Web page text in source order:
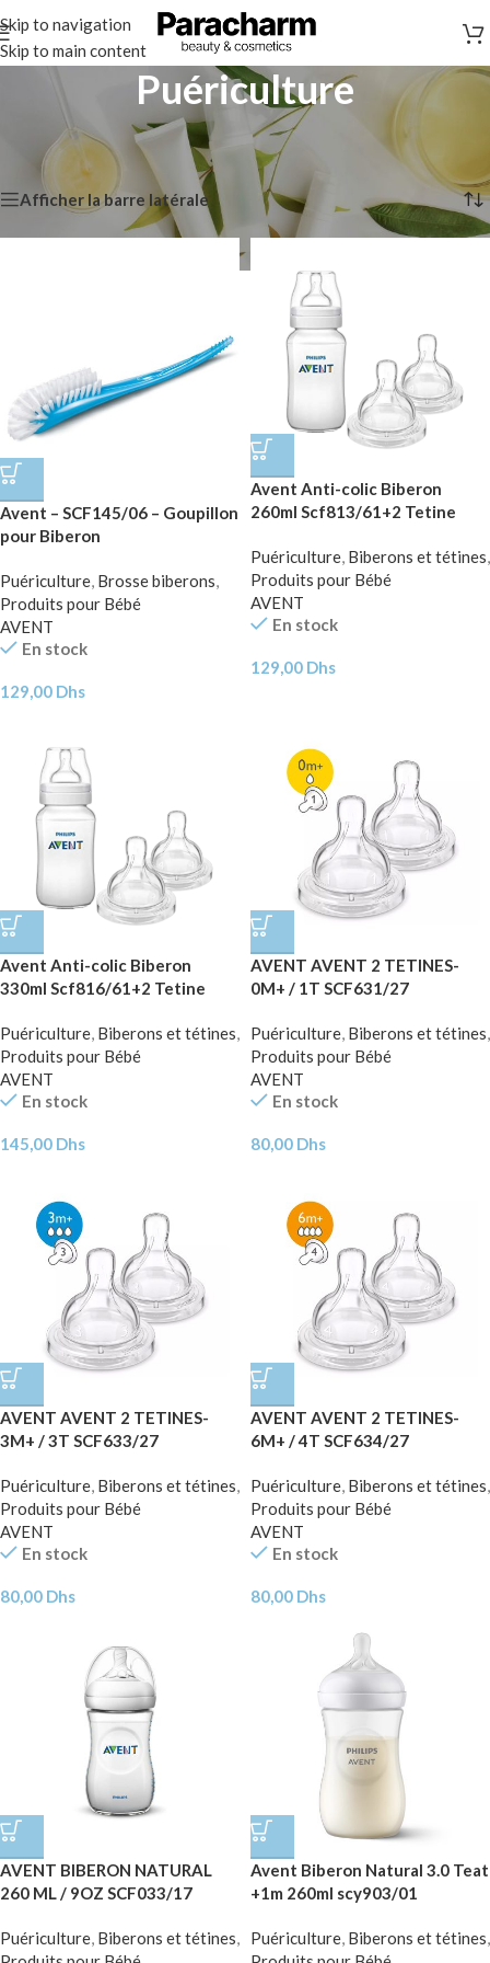
Skip to navigation
Skip to main content
Puériculture
Produits pour Bébé/Puériculture
Affichage de 1–12 sur 469 résultats
Afficher la barre latérale
Avent – SCF145/06 – Goupillon
pour Biberon
Puériculture, Brosse biberons,
Produits pour Bébé
AVENT
En stock
129,00 Dhs
Avent Anti-colic Biberon
260ml Scf813/61+2 Tetine
Puériculture, Biberons et tétines,
Produits pour Bébé
AVENT
En stock
129,00 Dhs
Avent Anti-colic Biberon
330ml Scf816/61+2 Tetine
Puériculture, Biberons et tétines,
Produits pour Bébé
AVENT
En stock
145,00 Dhs
AVENT AVENT 2 TETINES-
0M+ / 1T SCF631/27
Puériculture, Biberons et tétines,
Produits pour Bébé
AVENT
En stock
80,00 Dhs
AVENT AVENT 2 TETINES-
3M+ / 3T SCF633/27
Puériculture, Biberons et tétines,
Produits pour Bébé
AVENT
En stock
80,00 Dhs
AVENT AVENT 2 TETINES-
6M+ / 4T SCF634/27
Puériculture, Biberons et tétines,
Produits pour Bébé
AVENT
En stock
80,00 Dhs
AVENT BIBERON NATURAL
260 ML / 9OZ SCF033/17
Puériculture, Biberons et tétines,
Avent Biberon Natural 3.0 Teat
+1m 260ml scy903/01
Puériculture, Biberons et tétines,